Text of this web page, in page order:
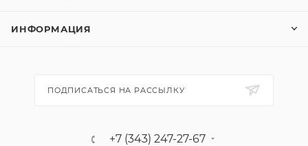
ИНФОРМАЦИЯ
ПОДПИСАТЬСЯ НА РАССЫЛКУ
+7 (343) 247-27-67